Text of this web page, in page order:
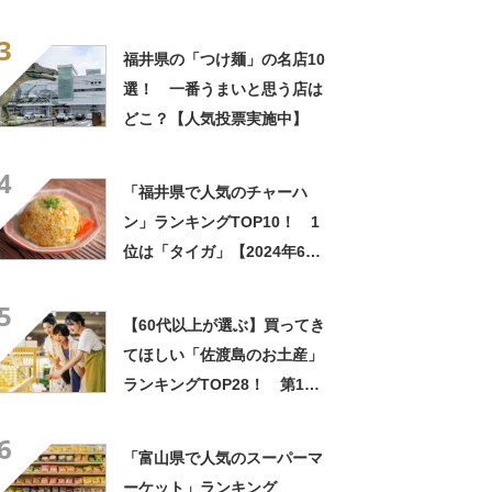
福井県の「つけ麺」の名店10
選！ 一番うまいと思う店は
どこ？【人気投票実施中】
「福井県で人気のチャーハ
ン」ランキングTOP10！ 1
位は「タイガ」【2024年6月
【60代以上が選ぶ】買ってき
てほしい「佐渡島のお土産」
ランキングTOP28！ 第1位
「富山県で人気のスーパーマ
ーケット」ランキング